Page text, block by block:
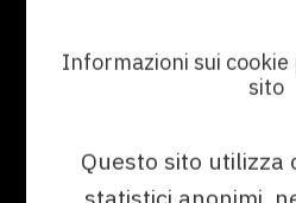
Documentazione
digitalizzata:
delle aziende
Scopri i vantaggi
Informazioni sui
sito
Questo sito utilizza